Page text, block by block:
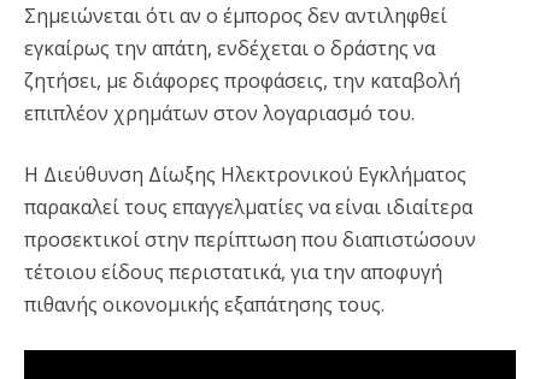
Σημειώνεται ότι αν ο έμπορος δεν αντιληφθεί
εγκαίρως την απάτη, ενδέχεται ο δράστης να
ζητήσει, με διάφορες προφάσεις, την καταβολή
επιπλέον χρημάτων στον λογαριασμό του.
Η Διεύθυνση Δίωξης Ηλεκτρονικού Εγκλήματος
παρακαλεί τους επαγγελματίες να είναι ιδιαίτερα
προσεκτικοί στην περίπτωση που διαπιστώσουν
τέτοιου είδους περιστατικά, για την αποφυγή
πιθανής οικονομικής εξαπάτησης τους.